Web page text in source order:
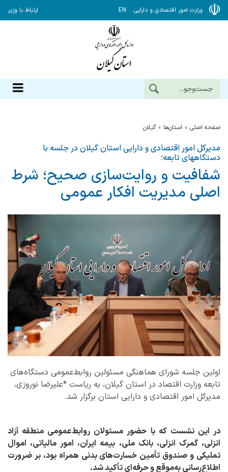
وزارت امور اقتصادی و دارایی EN ارتباط با وزیر
صفحه اصلی استان‌ها گيلان
مدیرکل امور اقتصادی و دارایی استان گیلان در جلسه با
دستگاههای تابعه؛
شفافیت و روایت‌سازی صحیح؛ شرط
اصلی مدیریت افکار عمومی
اولین جلسه شورای هماهنگی مسئولین روابط‌عمومی دستگاه‌های
تابعه وزارت اقتصاد در استان گیلان، به ریاست *علیرضا نوروزی،
مدیرکل امور اقتصادی و دارایی استان برگزار شد.
در این نشست که با حضور مسئولان روابط‌عمومی منطقه آزاد
انزلی، گمرک انزلی، بانک ملی، بیمه ایران، امور مالیاتی، اموال
تملیکی و صندوق تأمین خسارت‌های بدنی همراه بود، بر ضرورت
اطلاع‌رسانی به‌موقع و حرفه‌ای تأکید شد.